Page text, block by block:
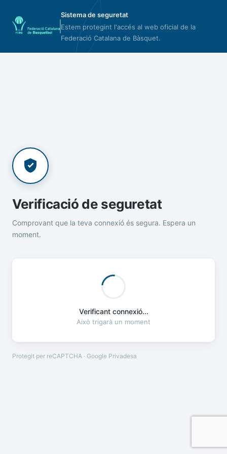
Sistema de seguretat
Estem protegint l'accés al web oficial de la
Federació Catalana de Bàsquet.
Verificació de seguretat
Comprovant que la teva connexió és segura. Espera un
moment.
Verificant connexió...
Això trigarà un moment
Protegit per reCAPTCHA · Google Privadesa